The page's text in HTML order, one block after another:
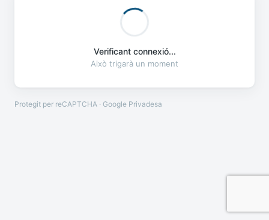
Verificant connexió...
Això trigarà un moment
Protegit per reCAPTCHA · Google Privadesa